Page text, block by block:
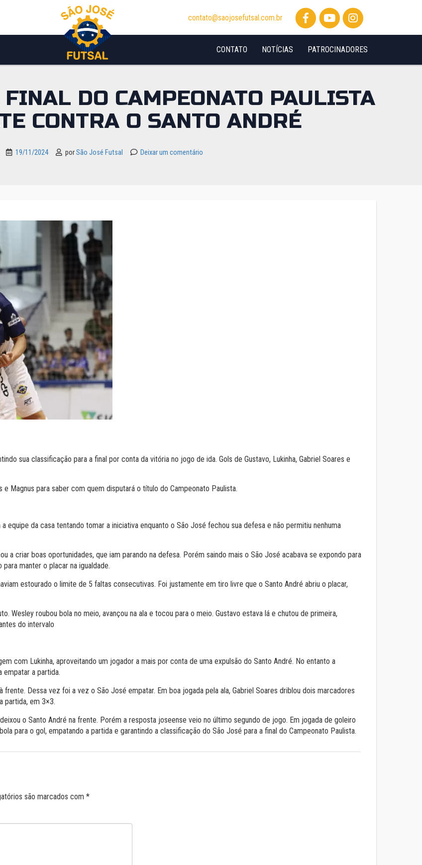
contato@saojosefutsal.com.br
PATROCINADORES
NOTÍCIAS
CONTATO
FINAL DO CAMPEONATO PAULISTA
CONTRA O SANTO ANDRÉ
19/11/2024 porSão José Futsal Deixar um comentário
sua classificação para a final por conta da vitória no jogo de ida. Gols de Gustavo, Lukinha, Gabriel Soares e
Magnus para saber com quem disputará o título do Campeonato Paulista.
da casa tentando tomar a iniciativa enquanto o São José fechou sua defesa e não permitiu nenhuma
a criar boas oportunidades, que iam parando na defesa. Porém saindo mais o São José acabava se expondo para
manter o placar na igualdade.
estourado o limite de 5 faltas consecutivas. Foi justamente em tiro livre que o Santo André abriu o placar,
Wesley roubou bola no meio, avançou na ala e tocou para o meio. Gustavo estava lá e chutou de primeira,
do intervalo
com Lukinha, aproveitando um jogador a mais por conta de uma expulsão do Santo André. No entanto a
empatar a partida.
Dessa vez foi a vez o São José empatar. Em boa jogada pela ala, Gabriel Soares driblou dois marcadores
partida, em 3×3.
o Santo André na frente. Porém a resposta joseense veio no último segundo de jogo. Em jogada de goleiro
para o gol, empatando a partida e garantindo a classificação do São José para a final do Campeonato Paulista.
são marcados com *